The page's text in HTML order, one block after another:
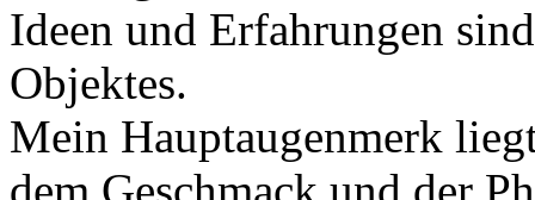
Ideen und Erfahrungen
Objektes.
Mein Hauptaugenmerk
dem Geschmack und der